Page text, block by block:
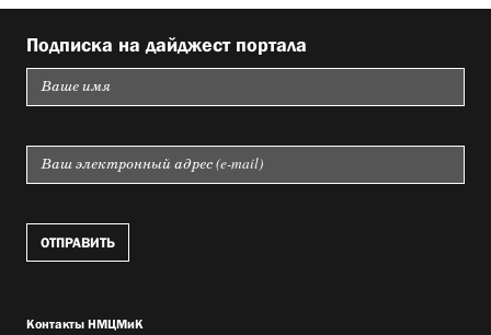
Подписка на дайджест портала
Контакты НМЦМиК